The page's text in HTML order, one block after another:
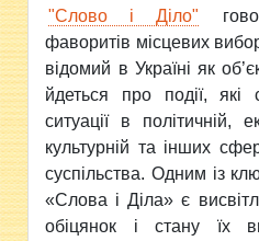
"Слово і Діло"
фаворитів місцевих
відомий в Україні як
йдеться про події, які
ситуації в політичній,
культурній та інших
суспільства. Одним із
«Слова і Діла» є
обіцянок і стану їх